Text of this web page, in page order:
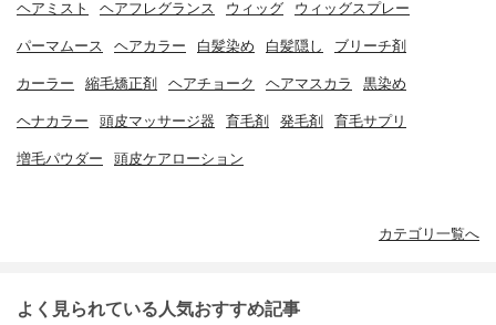
ヘアミスト ヘアフレグランス ウィッグ ウィッグスプレー
パーマムース ヘアカラー 白髪染め 白髪隠し ブリーチ剤
カーラー 縮毛矯正剤 ヘアチョーク ヘアマスカラ 黒染め
ヘナカラー 頭皮マッサージ器 育毛剤 発毛剤 育毛サプリ
増毛パウダー 頭皮ケアローション
カテゴリ一覧へ
よく見られている人気おすすめ記事